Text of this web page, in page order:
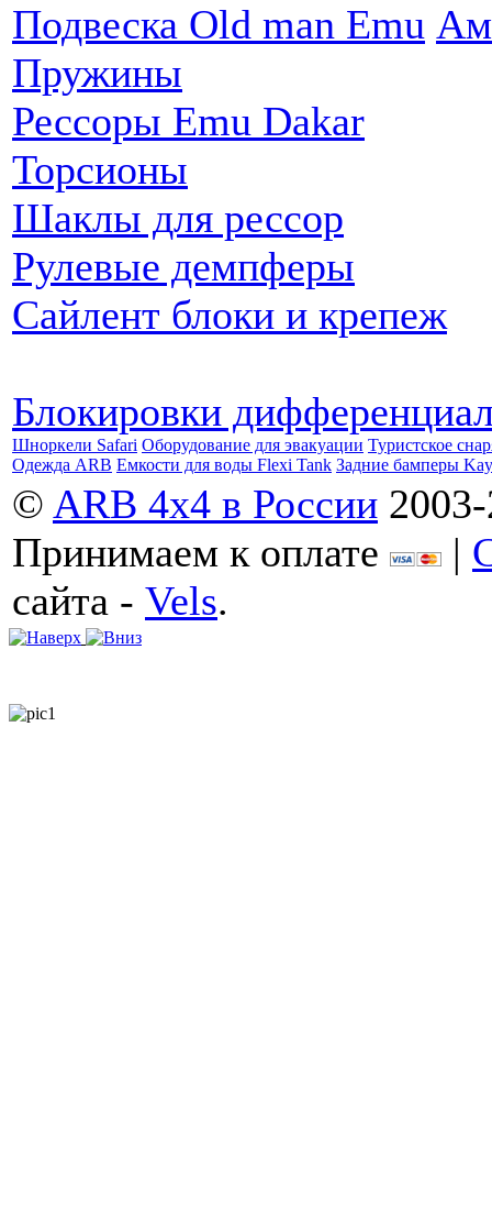
Подвеска Old man Emu
Пружины
Рессоры Emu Dakar
Торсионы
Шаклы для рессор
Рулевые демпферы
Сайлент блоки и крепеж
Блокировки
Шноркели Safari Оборудование для эвакуации Туристское
Одежда ARB Емкости для воды Flexi Tank Задние бамперы
© ARB 4x4 в России
Принимаем к оплате
|
сайта - Vels.